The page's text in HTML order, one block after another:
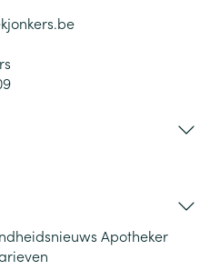
Apotheker